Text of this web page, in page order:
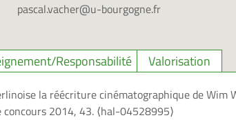
pascal.vacher@u-bourgogne.fr
Responsabilité Valorisation
la réécriture cinématographique de Wim
2014, 43. ⟨hal-04528995⟩